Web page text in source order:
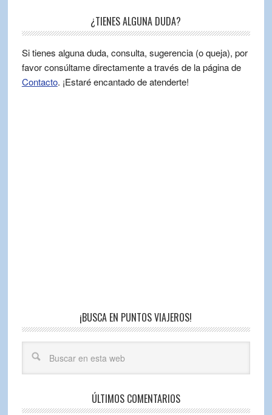
¿TIENES ALGUNA DUDA?
Si tienes alguna duda, consulta, sugerencia (o queja), por
favor consúltame directamente a través de la página de
Contacto. ¡Estaré encantado de atenderte!
¡BUSCA EN PUNTOS VIAJEROS!
ÚLTIMOS COMENTARIOS